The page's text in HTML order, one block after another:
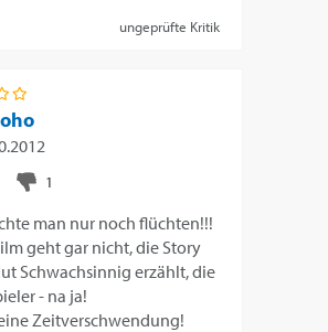
ungeprüfte Kritik
man nur noch flüchten!!!
geht gar nicht, die Story
Schwachsinnig erzählt, die
- na ja!
Zeitverschwendung!